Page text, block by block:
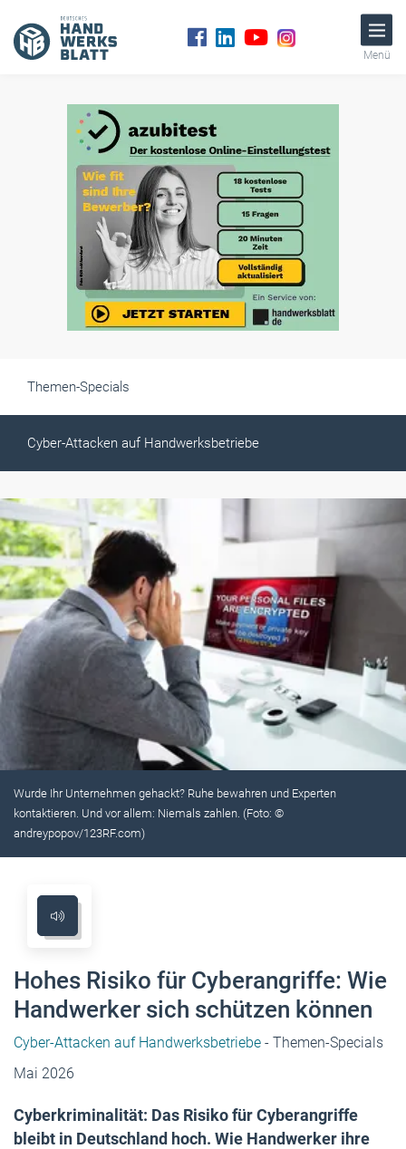
Menü
Themen-Specials
Cyber-Attacken auf Handwerksbetriebe
Wurde Ihr Unternehmen gehackt? Ruhe bewahren und Experten
kontaktieren. Und vor allem: Niemals zahlen. (Foto: ©
andreypopov/123RF.com)
Hohes Risiko für Cyberangriffe: Wie
Handwerker sich schützen können
Cyber-Attacken auf Handwerksbetriebe - Themen-Specials
Mai 2026
Cyberkriminalität: Das Risiko für Cyberangriffe
bleibt in Deutschland hoch. Wie Handwerker ihre